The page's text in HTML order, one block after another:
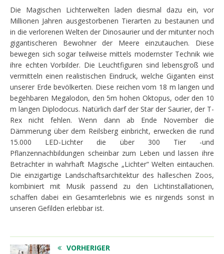
Die Magischen Lichterwelten laden diesmal dazu ein, vor
Millionen Jahren ausgestorbenen Tierarten zu bestaunen und
in die verlorenen Welten der Dinosaurier und der mitunter noch
gigantischeren Bewohner der Meere einzutauchen. Diese
bewegen sich sogar teilweise mittels modernster Technik wie
ihre echten Vorbilder. Die Leuchtfiguren sind lebensgroß und
vermitteln einen realistischen Eindruck, welche Giganten einst
unserer Erde bevölkerten. Diese reichen vom 18 m langen und
begehbaren Megalodon, den 5m hohen Oktopus, oder den 10
m langen Diplodocus. Natürlich darf der Star der Saurier, der T-
Rex nicht fehlen. Wenn dann ab Ende November die
Dämmerung über dem Reilsberg einbricht, erwecken die rund
15.000 LED-Lichter die über 300 Tier -und
Pflanzennachbildungen scheinbar zum Leben und lassen ihre
Betrachter in wahrhaft Magische „Lichter“ Welten eintauchen.
Die einzigartige Landschaftsarchitektur des halleschen Zoos,
kombiniert mit Musik passend zu den Lichtinstallationen,
schaffen dabei ein Gesamterlebnis wie es nirgends sonst in
unseren Gefilden erlebbar ist.
VORHERIGER